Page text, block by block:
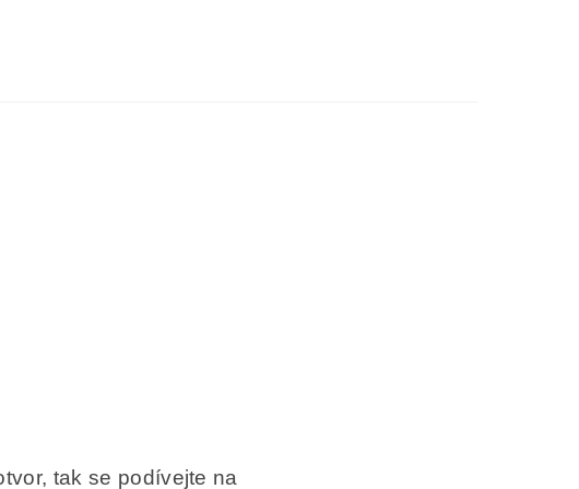
tak se podívejte na